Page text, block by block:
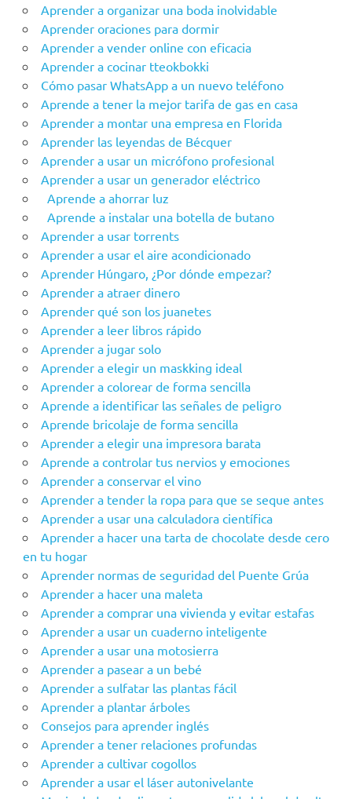
Aprender a organizar una boda inolvidable
Aprender oraciones para dormir
Aprender a vender online con eficacia
Aprender a cocinar tteokbokki
Cómo pasar WhatsApp a un nuevo teléfono
Aprende a tener la mejor tarifa de gas en casa
Aprender a montar una empresa en Florida
Aprender las leyendas de Bécquer
Aprender a usar un micrófono profesional
Aprender a usar un generador eléctrico
Aprende a ahorrar luz
Aprende a instalar una botella de butano
Aprender a usar torrents
Aprender a usar el aire acondicionado
Aprender Húngaro, ¿Por dónde empezar?
Aprender a atraer dinero
Aprender qué son los juanetes
Aprender a leer libros rápido
Aprender a jugar solo
Aprender a elegir un maskking ideal
Aprender a colorear de forma sencilla
Aprende a identificar las señales de peligro
Aprende bricolaje de forma sencilla
Aprender a elegir una impresora barata
Aprende a controlar tus nervios y emociones
Aprender a conservar el vino
Aprender a tender la ropa para que se seque antes
Aprender a usar una calculadora científica
Aprender a hacer una tarta de chocolate desde cero
en tu hogar
Aprender‌ ‌‌normas‌ ‌de‌ ‌seguridad‌ ‌del‌ ‌Puente‌ ‌Grúa‌ ‌
Aprender a hacer una maleta
Aprender a comprar una vivienda y evitar estafas
Aprender a usar un cuaderno inteligente
Aprender a usar una motosierra
Aprender a pasear a un bebé
Aprender a sulfatar las plantas fácil
Aprender a plantar árboles
Consejos para aprender inglés
Aprender a tener relaciones profundas
Aprender a cultivar cogollos
Aprender a usar el láser autonivelante